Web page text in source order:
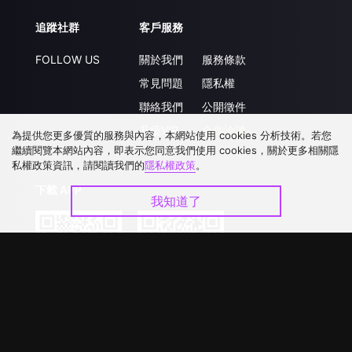
追蹤社群
FOLLOW US
客戶服務
關於我們
常見問題
聯絡我們
升級VIP
服務條款
隱私權
公開徵件
合作洽談
下載 APP
為提供您更多優質的服務與內容，本網站使用 cookies 分析技術。若您
繼續閱覽本網站內容，即表示您同意我們使用 cookies，關於更多相關隱
私權政策資訊，請閱讀我們的隱私權政策。
我知道了